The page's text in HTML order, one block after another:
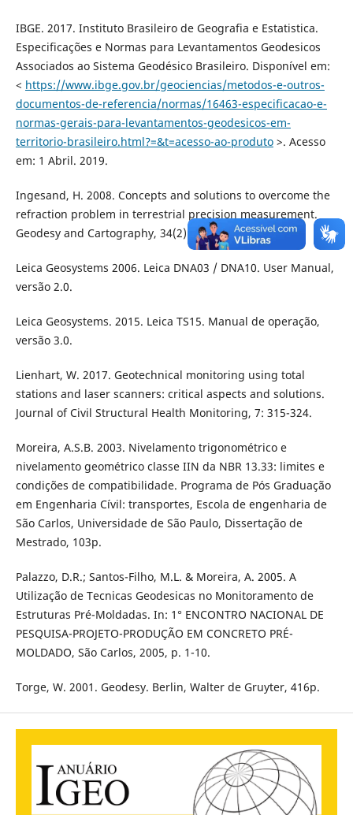
IBGE. 2017. Instituto Brasileiro de Geografia e Estatistica.
Especificações e Normas para Levantamentos Geodesicos
Associados ao Sistema Geodésico Brasileiro. Disponível em:
< https://www.ibge.gov.br/geociencias/metodos-e-outros-
documentos-de-referencia/normas/16463-especificacao-e-
normas-gerais-para-levantamentos-geodesicos-em-
territorio-brasileiro.html?=&t=acesso-ao-produto>. Acesso
em: 1 Abril. 2019.
Ingesand, H. 2008. Concepts and solutions to overcome the
refraction problem in terrestrial precision measurement.
Geodesy and Cartography, 34(2): 61–65.
Leica Geosystems 2006. Leica DNA03 / DNA10. User Manual,
versão 2.0.
Leica Geosystems. 2015. Leica TS15. Manual de operação,
versão 3.0.
Lienhart, W. 2017. Geotechnical monitoring using total
stations and laser scanners: critical aspects and solutions.
Journal of Civil Structural Health Monitoring, 7: 315-324.
Moreira, A.S.B. 2003. Nivelamento trigonométrico e
nivelamento geométrico classe IIN da NBR 13.33: limites e
condições de compatibilidade. Programa de Pós Graduação
em Engenharia Cívil: transportes, Escola de engenharia de
São Carlos, Universidade de São Paulo, Dissertação de
Mestrado, 103p.
Palazzo, D.R.; Santos-Filho, M.L. & Moreira, A. 2005. A
Utilização de Tecnicas Geodesicas no Monitoramento de
Estruturas Pré-Moldadas. In: 1° ENCONTRO NACIONAL DE
PESQUISA-PROJETO-PRODUÇÃO EM CONCRETO PRÉ-
MOLDADO, São Carlos, 2005, p. 1-10.
Torge, W. 2001. Geodesy. Berlin, Walter de Gruyter, 416p.